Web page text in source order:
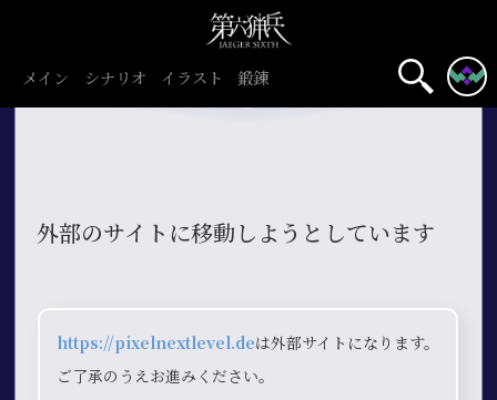
メイン シナリオ イラスト 鍛錬
外部のサイトに移動しようとしています
https://pixelnextlevel.deは外部サイトになります。
ご了承のうえお進みください。